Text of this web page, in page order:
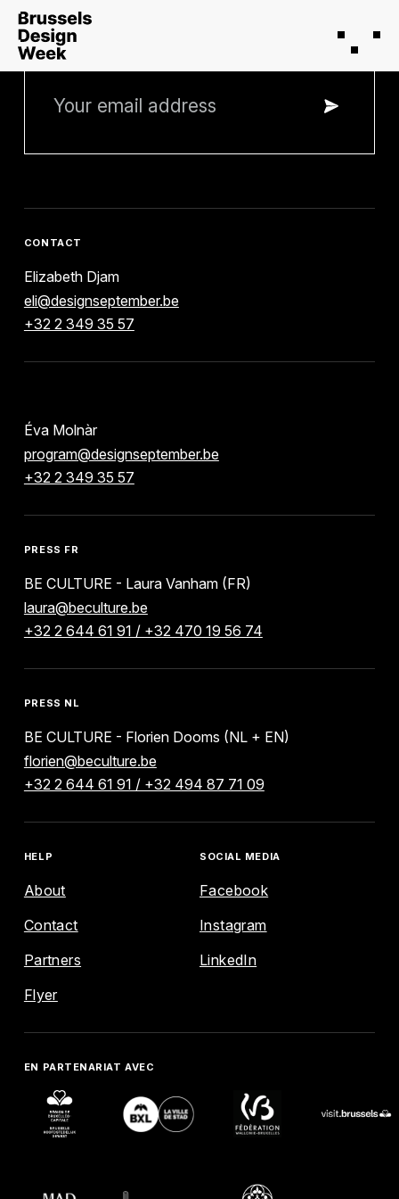
ENGLISH NEDERLANDS
EXPLORE
AGENDA
MAP
HELP
STAY INFORMED
HELP
About
Contact
Partners
Flyer
SOCIAL MEDIA
Facebook
Instagram
LinkedIn
CONTACT
Elizabeth Djam
eli@designseptember.be
+32 2 349 35 57
Éva Molnàr
program@designseptember.be
+32 2 349 35 57
EN PARTENARIAT AVEC
PRESS FR
BE CULTURE - Laura Vanham (FR)
laura@beculture.be
+32 2 644 61 91 / +32 470 19 56 74
PRESS NL
BE CULTURE - Florien Dooms (NL + EN)
florien@beculture.be
+32 2 644 61 91 / +32 494 87 71 09